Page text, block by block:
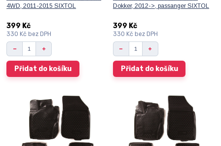
4WD, 2011-2015 SIXTOL
399 Kč
330 Kč bez DPH
Přidat do košíku
Dokker, 2012->, passanger SIXTOL
399 Kč
330 Kč bez DPH
Přidat do košíku